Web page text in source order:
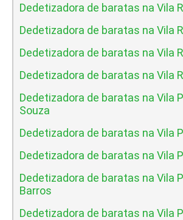
Dedetizadora de baratas na Vila
Dedetizadora de baratas na Vila
Dedetizadora de baratas na Vila
Dedetizadora de baratas na Vila
Dedetizadora de baratas na Vila
Souza
Dedetizadora de baratas na Vila
Dedetizadora de baratas na Vila
Dedetizadora de baratas na Vila
Barros
Dedetizadora de baratas na Vila